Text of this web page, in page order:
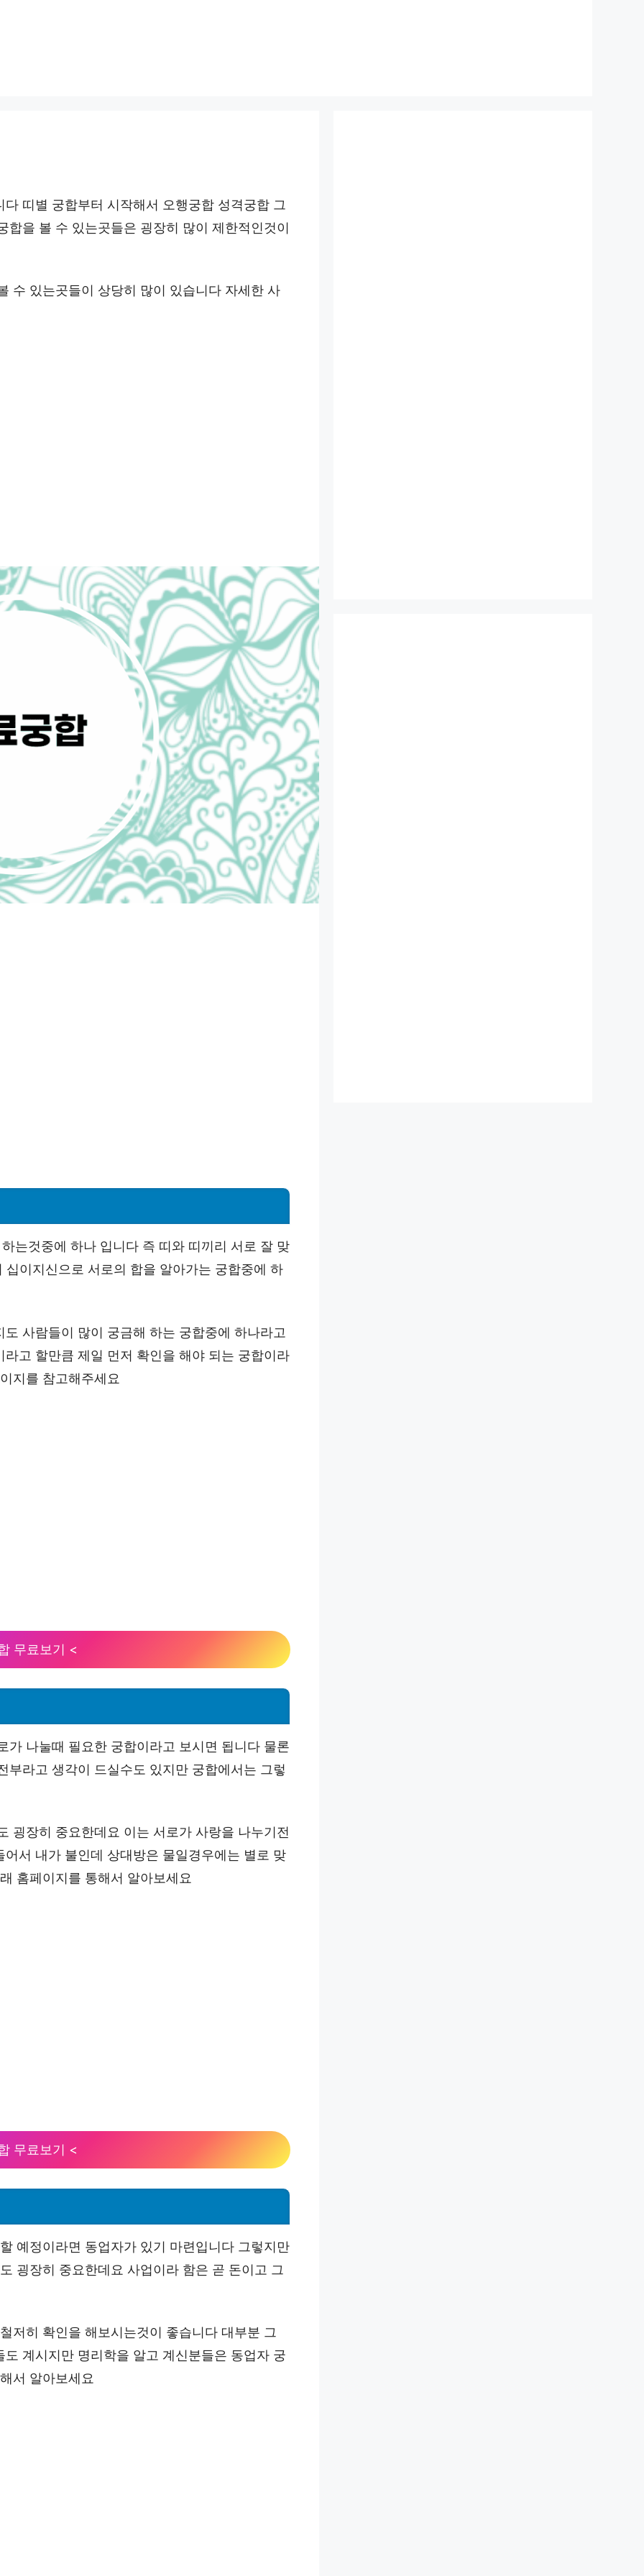
띠별 궁합부터 시작해서 오행궁합 성격궁합 그
을 볼 수 있는곳들은 굉장히 많이 제한적인것이
수 있는곳들이 상당히 많이 있습니다 자세한 사
는것중에 하나 입니다 즉 띠와 띠끼리 서로 잘 맞
이지신으로 서로의 합을 알아가는 궁합중에 하
사람들이 많이 궁금해 하는 궁합중에 하나라고
고 할만큼 제일 먼저 확인을 해야 되는 궁합이라
지를 참고해주세요
무료보기 <
가 나눌때 필요한 궁합이라고 보시면 됩니다 물론
부라고 생각이 드실수도 있지만 궁합에서는 그렇
굉장히 중요한데요 이는 서로가 사랑을 나누기전
서 내가 불인데 상대방은 물일경우에는 별로 맞
홈페이지를 통해서 알아보세요
무료보기 <
예정이라면 동업자가 있기 마련입니다 그렇지만
굉장히 중요한데요 사업이라 함은 곧 돈이고 그
저히 확인을 해보시는것이 좋습니다 대부분 그
계시지만 명리학을 알고 계신분들은 동업자 궁
서 알아보세요